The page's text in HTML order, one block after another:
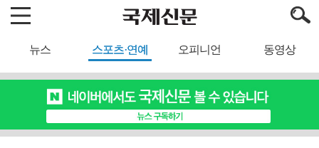
뉴스 스포츠·연예 오피니언 동영상